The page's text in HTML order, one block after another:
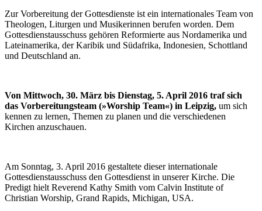
Zur Vorbereitung der Gottesdienste ist ein internationales Team von
Theologen, Liturgen und Musikerinnen berufen worden. Dem
Gottesdienstausschuss gehören Reformierte aus Nordamerika und
Lateinamerika, der Karibik und Südafrika, Indonesien, Schottland
und Deutschland an.
Von Mittwoch, 30. März bis Dienstag, 5. April 2016 traf sich
das Vorbereitungsteam (»Worship Team«) in Leipzig, um sich
kennen zu lernen, Themen zu planen und die verschiedenen
Kirchen anzuschauen.
Am Sonntag, 3. April 2016 gestaltete dieser internationale
Gottesdienstausschuss den Gottesdienst in unserer Kirche. Die
Predigt hielt Reverend Kathy Smith vom Calvin Institute of
Christian Worship, Grand Rapids, Michigan, USA.